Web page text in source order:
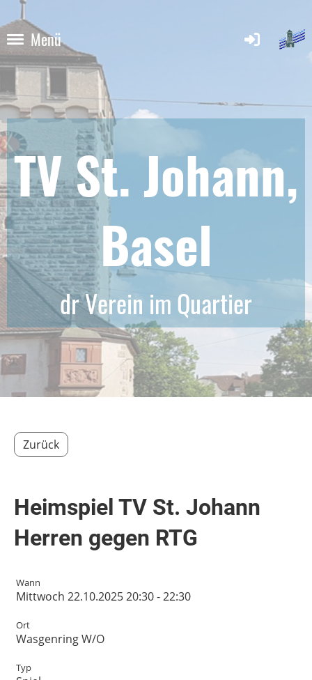
Menü
TV St. Johann,
Basel
dr Verein im Quartier
Zurück
Heimspiel TV St. Johann
Herren gegen RTG
Wann
Mittwoch 22.10.2025 20:30 - 22:30
Ort
Wasgenring W/O
Typ